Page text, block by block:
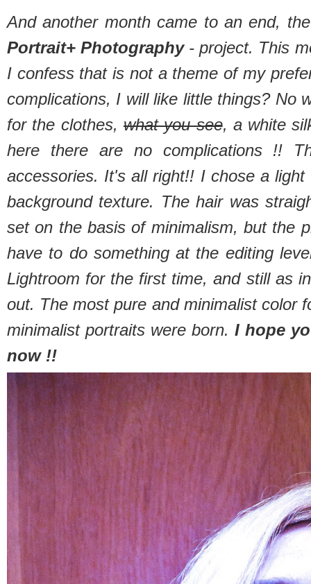
And another month came to an end,
Portrait+ Photography- project. This
I confess that is not a theme of my
complications, I will like little things? No
for the clothes, what you see, a white
here there are no complications !!
accessories. It's all right!! I chose a
background texture. The hair was
set on the basis of minimalism, but the
have to do something at the editing
Lightroom for the first time, and still as
out. The most pure and minimalist color
minimalist portraits were born.I hope
now !!